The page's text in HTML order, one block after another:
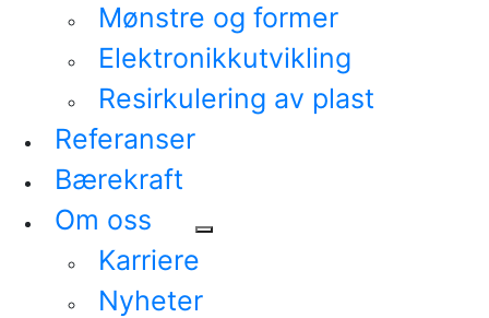
Mønstre og former
Elektronikkutvikling
Resirkulering av plast
Referanser
Bærekraft
Om oss
Karriere
Nyheter